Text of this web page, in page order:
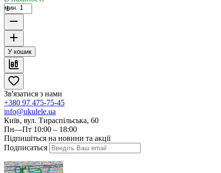
мин. 1
У кошик
Зв'язатися з нами
+380 97 475-75-45
info@ukulele.ua
Київ, вул. Тираспільська, 60
Пн—Пт 10:00 – 18:00
Підпишіться на новини та акції
Подписаться